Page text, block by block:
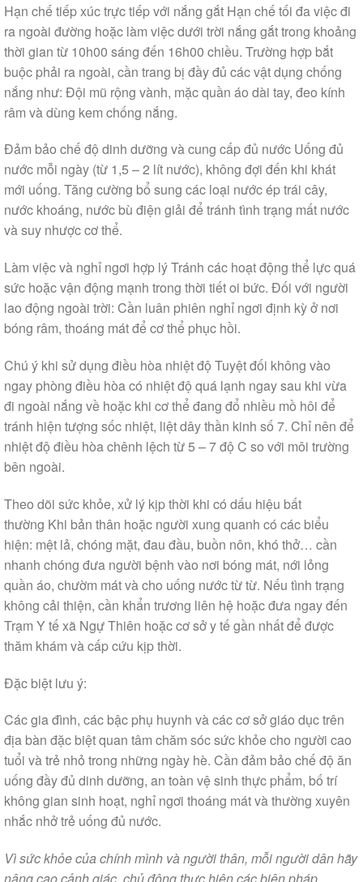
Hạn chế tiếp xúc trực tiếp với nắng gắt Hạn chế tối đa việc đi
ra ngoài đường hoặc làm việc dưới trời nắng gắt trong khoảng
thời gian từ 10h00 sáng đến 16h00 chiều. Trường hợp bắt
buộc phải ra ngoài, cần trang bị đầy đủ các vật dụng chống
nắng như: Đội mũ rộng vành, mặc quần áo dài tay, đeo kính
râm và dùng kem chống nắng.
Đảm bảo chế độ dinh dưỡng và cung cấp đủ nước Uống đủ
nước mỗi ngày (từ 1,5 – 2 lít nước), không đợi đến khi khát
mới uống. Tăng cường bổ sung các loại nước ép trái cây,
nước khoáng, nước bù điện giải để tránh tình trạng mất nước
và suy nhược cơ thể.
Làm việc và nghỉ ngơi hợp lý Tránh các hoạt động thể lực quá
sức hoặc vận động mạnh trong thời tiết oi bức. Đối với người
lao động ngoài trời: Cần luân phiên nghỉ ngơi định kỳ ở nơi
bóng râm, thoáng mát để cơ thể phục hồi.
Chú ý khi sử dụng điều hòa nhiệt độ Tuyệt đối không vào
ngay phòng điều hòa có nhiệt độ quá lạnh ngay sau khi vừa
đi ngoài nắng về hoặc khi cơ thể đang đổ nhiều mồ hôi để
tránh hiện tượng sốc nhiệt, liệt dây thần kinh số 7. Chỉ nên để
nhiệt độ điều hòa chênh lệch từ 5 – 7 độ C so với môi trường
bên ngoài.
Theo dõi sức khỏe, xử lý kịp thời khi có dấu hiệu bất
thường Khi bản thân hoặc người xung quanh có các biểu
hiện: mệt lả, chóng mặt, đau đầu, buồn nôn, khó thở… cần
nhanh chóng đưa người bệnh vào nơi bóng mát, nới lỏng
quần áo, chườm mát và cho uống nước từ từ. Nếu tình trạng
không cải thiện, cần khẩn trương liên hệ hoặc đưa ngay đến
Trạm Y tế xã Ngự Thiên hoặc cơ sở y tế gần nhất để được
thăm khám và cấp cứu kịp thời.
Đặc biệt lưu ý:
Các gia đình, các bậc phụ huynh và các cơ sở giáo dục trên
địa bàn đặc biệt quan tâm chăm sóc sức khỏe cho người cao
tuổi và trẻ nhỏ trong những ngày hè. Cần đảm bảo chế độ ăn
uống đầy đủ dinh dưỡng, an toàn vệ sinh thực phẩm, bố trí
không gian sinh hoạt, nghỉ ngơi thoáng mát và thường xuyên
nhắc nhở trẻ uống đủ nước.
Vì sức khỏe của chính mình và người thân, mỗi người dân hãy